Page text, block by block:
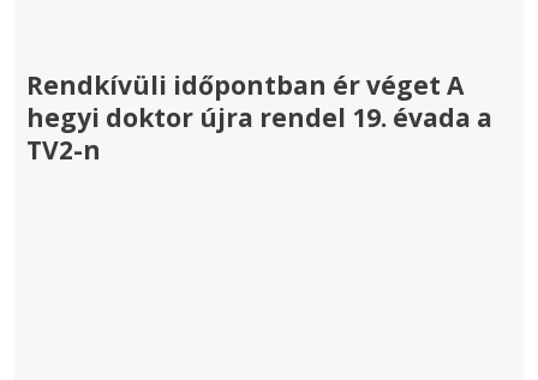
Rendkívüli időpontban ér véget A
hegyi doktor újra rendel 19. évada a
TV2-n